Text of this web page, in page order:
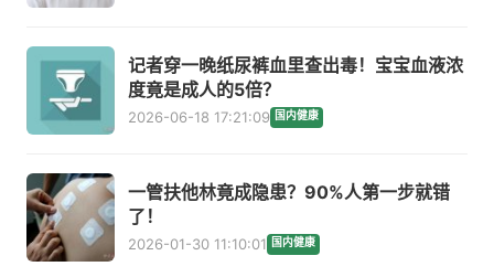
记者穿一晚纸尿裤血里查出毒！宝宝血液浓
度竟是成人的5倍？
2026-06-18 17:21:09 国内健康
一管扶他林竟成隐患？90%人第一步就错
了！
2026-01-30 11:10:01 国内健康